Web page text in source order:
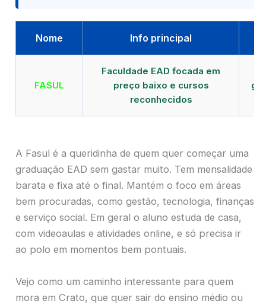
Nome Info principal
FASUL
Faculdade EAD focada em
preço baixo e cursos
reconhecidos
A Fasul é a queridinha de quem quer começar uma
graduação EAD sem gastar muito. Tem mensalidade
barata e fixa até o final. Mantém o foco em áreas
bem procuradas, como gestão, tecnologia, finanças
e serviço social. Em geral o aluno estuda de casa,
com videoaulas e atividades online, e só precisa ir
ao polo em momentos bem pontuais.
Vejo como um caminho interessante para quem
mora em Crato, que quer sair do ensino médio ou